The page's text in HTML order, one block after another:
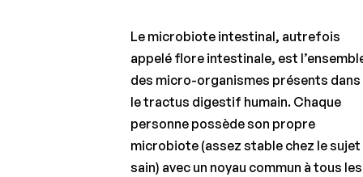
Le microbiote intestinal, autrefois
appelé flore intestinale, est
des micro-organismes présents dans
le tractus digestif humain. Chaque
personne possède son propre
microbiote (assez stable chez le sujet
sain) avec un noyau commun à tous les